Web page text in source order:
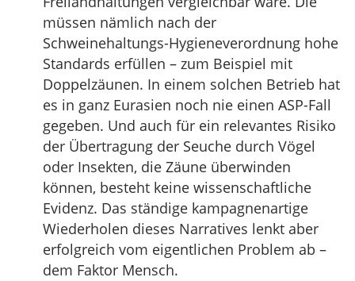
müssen nämlich nach der
Schweinehaltungs-Hygieneverordnung hohe
Standards erfüllen – zum Beispiel mit
Doppelzäunen. In einem solchen Betrieb hat
es in ganz Eurasien noch nie einen ASP-Fall
gegeben. Und auch für ein relevantes Risiko
der Übertragung der Seuche durch Vögel
oder Insekten, die Zäune überwinden
können, besteht keine wissenschaftliche
Evidenz. Das ständige kampagnenartige
Wiederholen dieses Narratives lenkt aber
erfolgreich vom eigentlichen Problem ab –
dem Faktor Mensch.